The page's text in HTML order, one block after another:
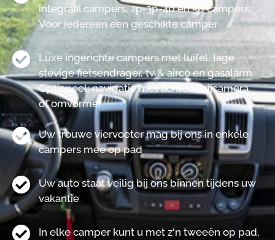
integraal campers. 2p-3p-4p en 5p campers.
Voor iedereen een geschikte camper
Luxe ingerichte campers met luifel, lage
stevige fietsendrager, tv & airco en gasalarm.
Optioneel; navigatie met achteruitrijcamera
of omvormer
Uw trouwe viervoeter mag bij ons in enkele
campers mee op pad
Uw auto staat veilig bij ons binnen tijdens uw
vakantie
In elke camper kunt u met z'n tweeën op pad,